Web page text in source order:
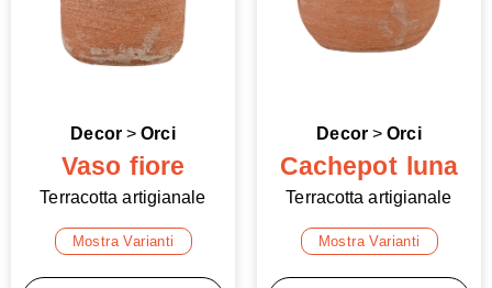
Decor>Orci
Vaso fiore
Terracotta artigianale
Mostra Varianti
Decor>Orci
Cachepot luna
Terracotta artigianale
Mostra Varianti